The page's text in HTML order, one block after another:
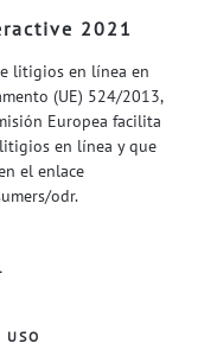
2021
litigios en línea en
(UE) 524/2013,
Europea facilita
en línea y que
el enlace
odr.
USO